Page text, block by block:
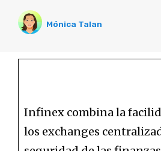
Mónica Talan
Infinex combina la
los exchanges